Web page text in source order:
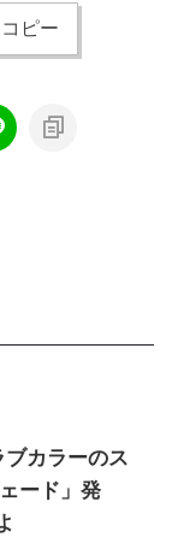
ピー
カラーのス
ード」発